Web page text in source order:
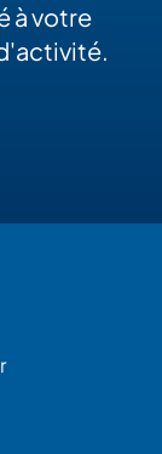
à votre